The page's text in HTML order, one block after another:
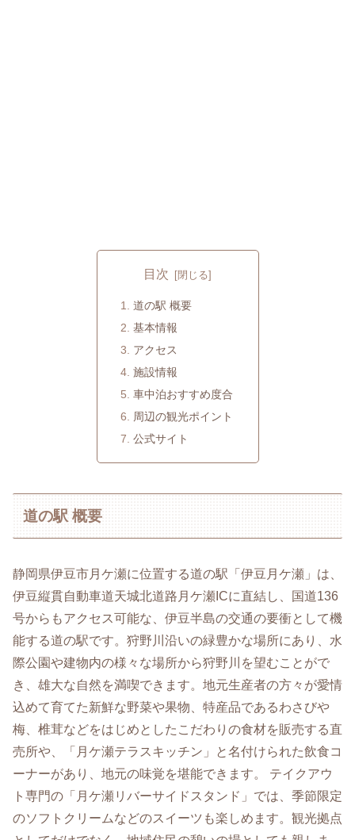
目次
道の駅 概要
基本情報
アクセス
施設情報
車中泊おすすめ度合
周辺の観光ポイント
公式サイト
道の駅 概要
静岡県伊豆市月ケ瀬に位置する道の駅「伊豆月ケ瀬」は、
伊豆縦貫自動車道天城北道路月ケ瀬ICに直結し、国道136
号からもアクセス可能な、伊豆半島の交通の要衝として機
能する道の駅です。狩野川沿いの緑豊かな場所にあり、水
際公園や建物内の様々な場所から狩野川を望むことがで
き、雄大な自然を満喫できます。地元生産者の方々が愛情
込めて育てた新鮮な野菜や果物、特産品であるわさびや
梅、椎茸などをはじめとしたこだわりの食材を販売する直
売所や、「月ケ瀬テラスキッチン」と名付けられた飲食コ
ーナーがあり、地元の味覚を堪能できます。 テイクアウ
ト専門の「月ケ瀬リバーサイドスタンド」では、季節限定
のソフトクリームなどのスイーツも楽しめます。観光拠点